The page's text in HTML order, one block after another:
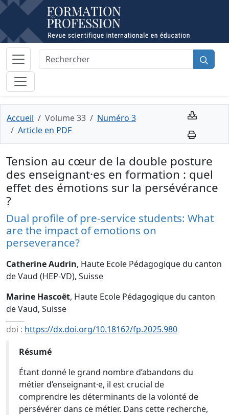
Accueil Volume 33
Numéro 3
Article en PDF
Tension au cœur de la double posture
des enseignant·es en formation : quel
effet des émotions sur la persévérance
?
Dual profile of pre-service students: What
are the impact of emotions on
perseverance?
Catherine Audrin, Haute Ecole Pédagogique du canton
de Vaud (HEP-VD), Suisse
Marine Hascoët, Haute Ecole Pédagogique du canton
de Vaud, Suisse
doi : https://dx.doi.org/10.18162/fp.2025.980
Résumé
Étant donné le grand nombre d’abandons du
métier d’enseignant·e, il est crucial de
comprendre les déterminants de la volonté de
persévérer dans ce métier. Dans cette recherche,